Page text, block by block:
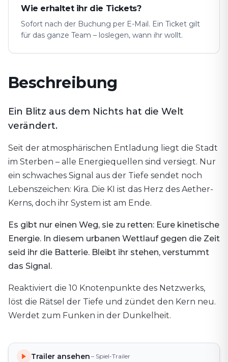
Wie erhaltet ihr die Tickets?
Sofort nach der Buchung per E-Mail. Ein Ticket gilt
für das ganze Team – loslegen, wann ihr wollt.
Beschreibung
Ein Blitz aus dem Nichts hat die Welt
verändert.
Seit der atmosphärischen Entladung liegt die Stadt
im Sterben – alle Energiequellen sind versiegt. Nur
ein schwaches Signal aus der Tiefe sendet noch
Lebenszeichen: Kira. Die KI ist das Herz des Aether-
Kerns, doch ihr System ist am Ende.
Es gibt nur einen Weg, sie zu retten: Eure kinetische
Energie. In diesem urbanen Wettlauf gegen die Zeit
seid ihr die Batterie. Bleibt ihr stehen, verstummt
das Signal.
Reaktiviert die 10 Knotenpunkte des Netzwerks,
löst die Rätsel der Tiefe und zündet den Kern neu.
Werdet zum Funken in der Dunkelheit.
Trailer ansehen – Spiel-Trailer